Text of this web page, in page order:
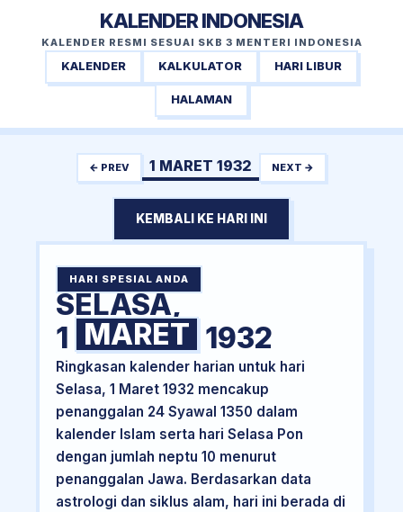
KALENDER INDONESIA
KALENDER RESMI SESUAI SKB 3 MENTERI INDONESIA
KALENDER KALKULATOR HARI LIBUR
HALAMAN
← PREV 1 MARET 1932 NEXT →
KEMBALI KE HARI INI
HARI SPESIAL ANDA
SELASA,
1 MARET 1932
Ringkasan kalender harian untuk hari
Selasa, 1 Maret 1932 mencakup
penanggalan 24 Syawal 1350 dalam
kalender Islam serta hari Selasa Pon
dengan jumlah neptu 10 menurut
penanggalan Jawa. Berdasarkan data
astrologi dan siklus alam, hari ini berada di